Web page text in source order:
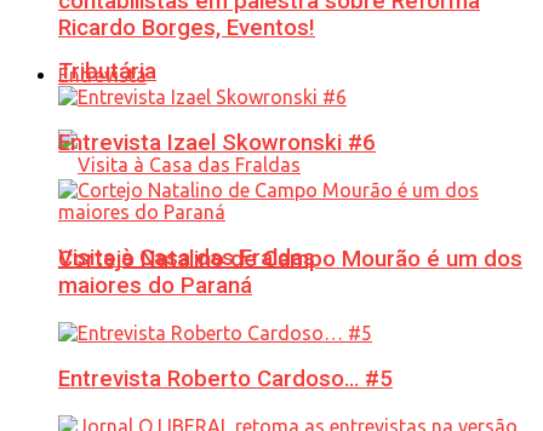
Tributária
Visita à Casa das Fraldas
Ricardo Borges, Eventos!
Entrevista
Entrevista Izael Skowronski #6
Cortejo Natalino de Campo Mourão é um dos
maiores do Paraná
Entrevista Roberto Cardoso… #5